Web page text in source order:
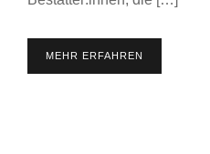
MEHR ERFAHREN